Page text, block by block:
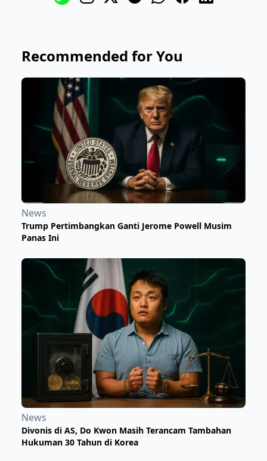
Recommended for You
News
Trump Pertimbangkan Ganti Jerome Powell Musim
Panas Ini
News
Divonis di AS, Do Kwon Masih Terancam Tambahan
Hukuman 30 Tahun di Korea